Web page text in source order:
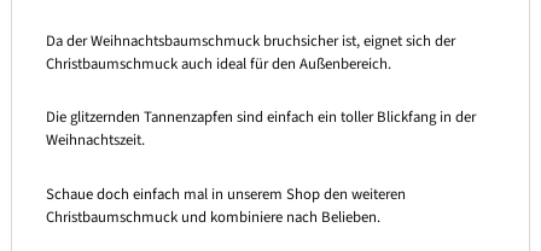
Da der Weihnachtsbaumschmuck bruchsicher ist, eignet sich der
Christbaumschmuck auch ideal für den Außenbereich.
Die glitzernden Tannenzapfen sind einfach ein toller Blickfang in der
Weihnachtszeit.
Schaue doch einfach mal in unserem Shop den weiteren
Christbaumschmuck und kombiniere nach Belieben.